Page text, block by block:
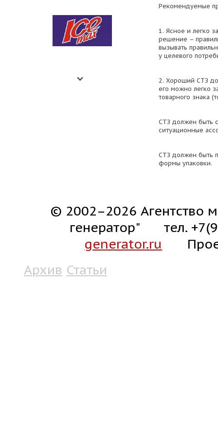
Рекомендуемые
1. Ясное и легко
решение –
вызывать
у целевого
2. Хороший СТЗ
его можно легко
товарного знака
СТЗ должен быть
ситуационные
СТЗ должен быть
формы упаковки.
© 2002–2026 Агентство
генератор"
тел.
generator.ru
Архив Статьи